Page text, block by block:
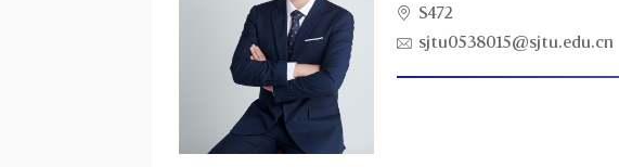
S472
sjtu0538015@sjtu.edu.cn